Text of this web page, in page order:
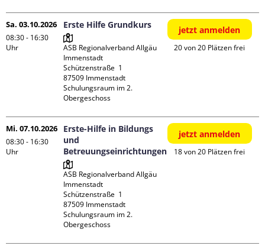
Sa. 03.10.2026
08:30 - 16:30
Uhr
Erste Hilfe Grundkurs
ASB Regionalverband Allgäu
Immenstadt
Schützenstraße  1
87509 Immenstadt
Schulungsraum im 2.
Obergeschoss
jetzt anmelden
20 von 20 Plätzen frei
Mi. 07.10.2026
08:30 - 16:30
Uhr
Erste-Hilfe in Bildungs
und
Betreuungseinrichtungen
ASB Regionalverband Allgäu
Immenstadt
Schützenstraße  1
87509 Immenstadt
Schulungsraum im 2.
Obergeschoss
jetzt anmelden
18 von 20 Plätzen frei